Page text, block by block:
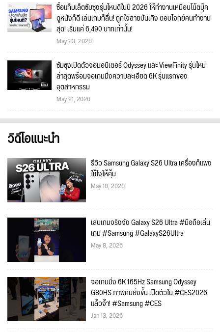
ซื้อแท็บเล็ตซัมซุงรุ่นไหนดีในปี 2026 ให้ทำงานเหมือนโน้ตบุ๊ค
ดูหนังก็ดี เล่นเกมก็ลื่น! ถูกใจสายบันเทิง ตอบโจทย์คนทำงาน
สุด! เริ่มแค่ 6,490 บาทเท่านั้น!
May 23, 2026
ซัมซุงเปิดตัวจอมอนิเตอร์ Odyssey และ ViewFinity รุ่นใหม่
ล่าสุดพร้อมจอเกมมิ่งความละเอียด 6K รุ่นแรกของ
อุตสาหกรรม
May 21, 2026
วิดีโอแนะนำ
รีวิว Samsung Galaxy S26 Ultra เครื่องก็แพง
ใช้ไงให้คุ้ม
May 10, 2026
เล่นเกมจริงจัง Galaxy S26 Ultra #มือถือเล่น
เกม #Samsung #GalaxyS26Ultra
May 8, 2026
จอเกมมิ่ง 6K 165Hz Samsung Odyssey
G80HS ภาพคมยิ่งขึ้น เปิดตัวใน #CES2026
แล้วจ้า! #Samsung #CES
Jan 13, 2026